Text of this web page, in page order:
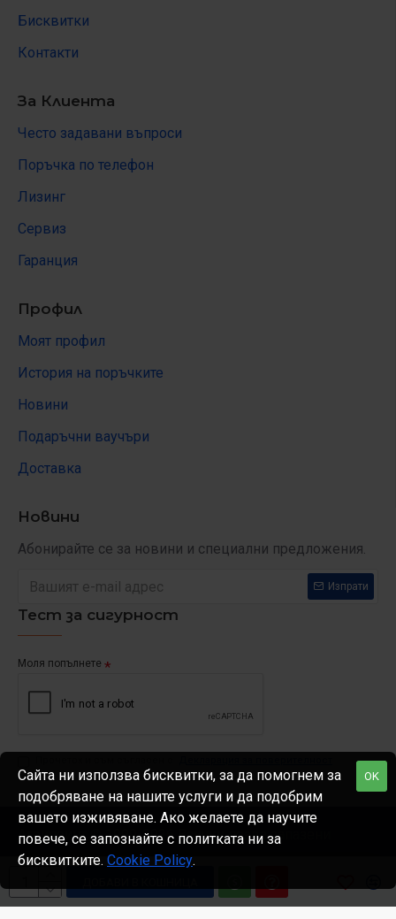
Бисквитки
Контакти
За Клиента
Често задавани въпроси
Поръчка по телефон
Лизинг
Сервиз
Гаранция
Профил
Моят профил
История на поръчките
Новини
Подаръчни ваучъри
Доставка
Новини
Абонирайте се за новини и специални предложения.
Изпрати
Тест за сигурност
Моля попълнете
Агрипоинт © 1999-2026 Всички права запазени
OK
Сайта ни използва бисквитки, за да помогнем за
подобряване на нашите услуги и да подобрим
вашето изживяване. Ако желаете да научите
повече, се запознайте с политката ни за
бисквитките. Cookie Policy.